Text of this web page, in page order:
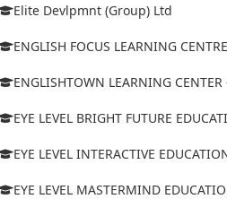
Elite Devlpmnt (Group) Ltd
ENGLISH FOCUS LEARNING CENTRE
ENGLISHTOWN LEARNING
EYE LEVEL BRIGHT FUTURE
EYE LEVEL INTERACTIVE
EYE LEVEL MASTERMIND